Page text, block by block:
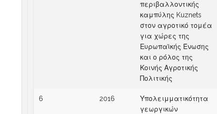
περιβαλλοντικής
καμπύλης Kuznets
στον αγροτικό τομέα
για χώρες της
Ευρωπαϊκής Ένωσης
και ο ρόλος της
Κοινής Αγροτικής
Πολιτικής
6 2016
Υπολειμματικότητα
γεωργικών